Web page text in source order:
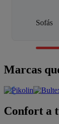
Sofás
Marcas
Confort a